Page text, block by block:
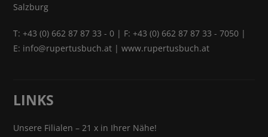
Salzburg
T:+43 (0) 662 87 87 33 - 0 | F: +43 (0) 662 87 87 33 - 7050 |
E: info@rupertusbuch.at |www.rupertusbuch.at
LINKS
Unsere Filialen – 21 x in Ihrer Nähe!